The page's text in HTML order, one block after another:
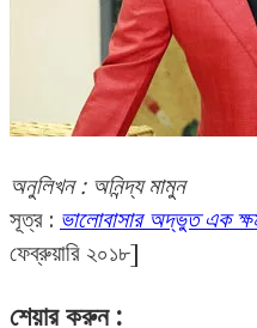
অনুলিখন : অনিন্দ্য মামুন
সূত্র : ভালোবাসার অদ্ভুত এক
ফেব্রুয়ারি ২০১৮]
শেয়ার করুন :